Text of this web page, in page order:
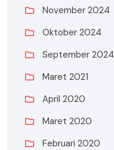
November 2024
Oktober 2024
September 2024
Maret 2021
April 2020
Maret 2020
Februari 2020